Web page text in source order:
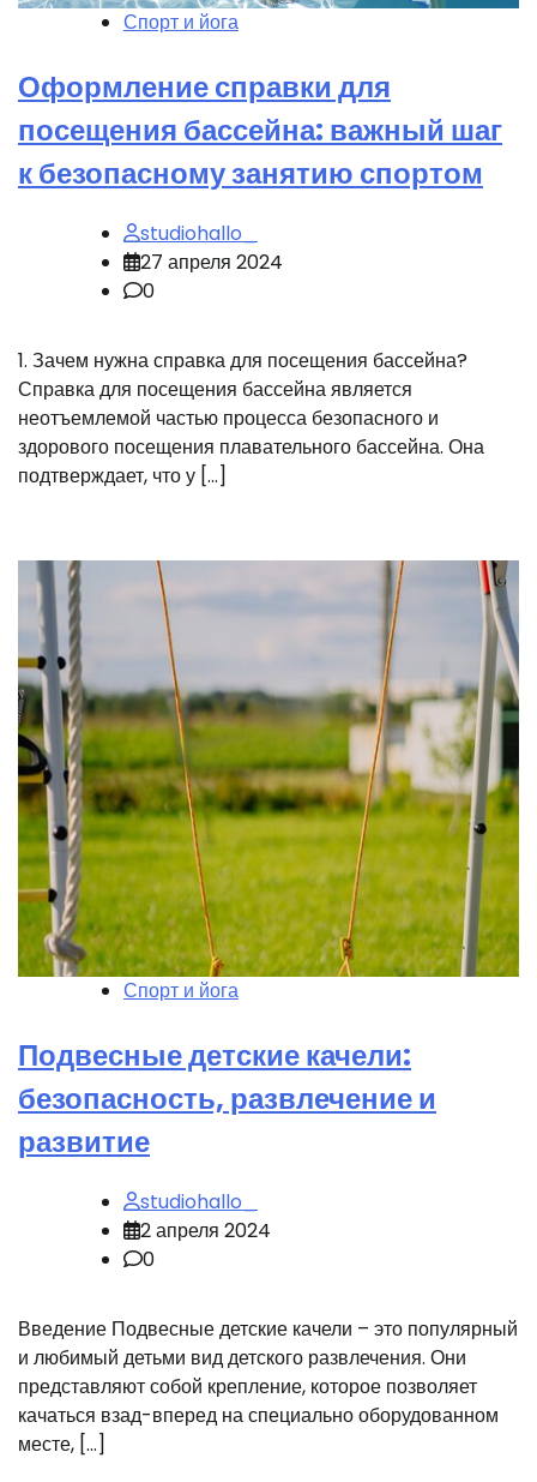
Спорт и йога
Оформление справки для
посещения бассейна: важный шаг
к безопасному занятию спортом
studiohallo_
27 апреля 2024
0
1. Зачем нужна справка для посещения бассейна?
Справка для посещения бассейна является
неотъемлемой частью процесса безопасного и
здорового посещения плавательного бассейна. Она
подтверждает, что у […]
Спорт и йога
Подвесные детские качели:
безопасность, развлечение и
развитие
studiohallo_
2 апреля 2024
0
Введение Подвесные детские качели – это популярный
и любимый детьми вид детского развлечения. Они
представляют собой крепление, которое позволяет
качаться взад-вперед на специально оборудованном
месте, […]